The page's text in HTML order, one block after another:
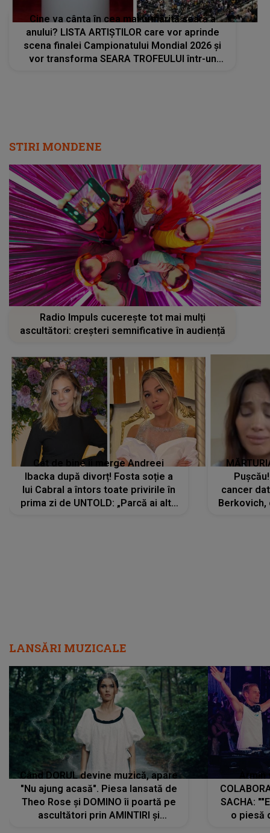
Cine va cânta în cea mai urmărită seară a
anului? LISTA ARTIȘTILOR care vor aprinde
scena finalei Campionatului Mondial 2026 și
vor transforma SEARA TROFEULUI într-un
STIRI MONDENE
Radio Impuls cucerește tot mai mulți
ascultători: creșteri semnificative în audiență
Cât de bine îi merge Andreei
Ibacka după divorț! Fosta soție a
lui Cabral a întors toate privirile în
prima zi de UNTOLD: „Parcă ai altă
cancer
Berkovich,
LANSĂRI MUZICALE
Când DORUL devine muzică, apare
"Nu ajung acasă". Piesa lansată de
Theo Rose și DOMINO îi poartă pe
ascultători prin AMINTIRI și
SACHA:
o piesă